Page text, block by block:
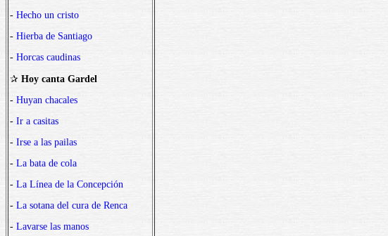
- Hecho un cristo
- Hierba de Santiago
- Horcas caudinas
✰ Hoy canta Gardel
- Huyan chacales
- Ir a casitas
- Irse a las pailas
- La bata de cola
- La Línea de la Concepción
- La sotana del cura de Renca
- Lavarse las manos